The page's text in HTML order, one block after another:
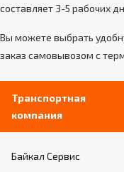
составляет 3-5 рабочих
Вы можете выбрать
заказ самовывозом с
Транспортная
компания
Байкал Сервис